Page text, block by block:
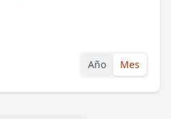
Año Mes